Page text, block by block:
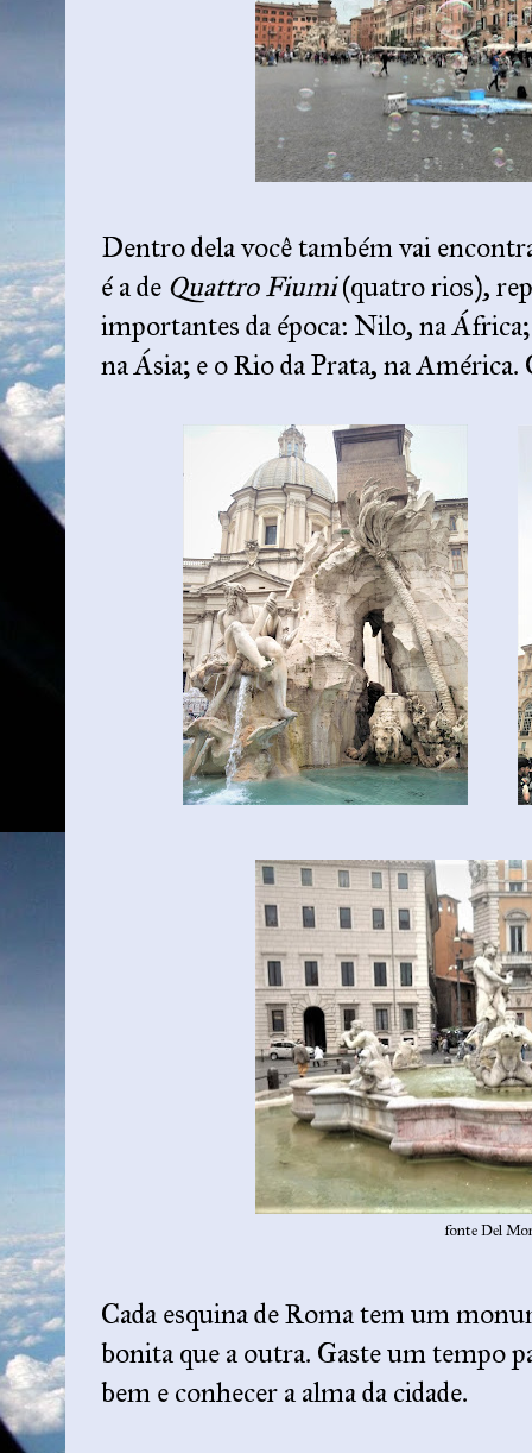
Dentro dela você também vai
é a de Quattro Fiumi(quatro rios),
importantes da época: Nilo, na
na Ásia; e o Rio da Prata, na
fonte Del
Cada esquina de Roma tem um
bonita que a outra. Gaste um tempo
bem e conhecer a alma da cidade.